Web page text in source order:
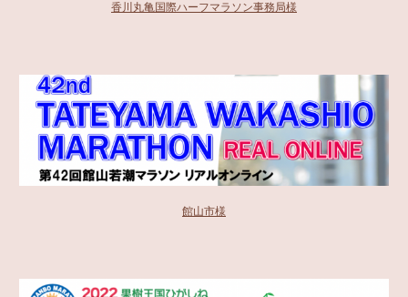
香川丸亀国際ハーフマラソン事務局様
館山市様